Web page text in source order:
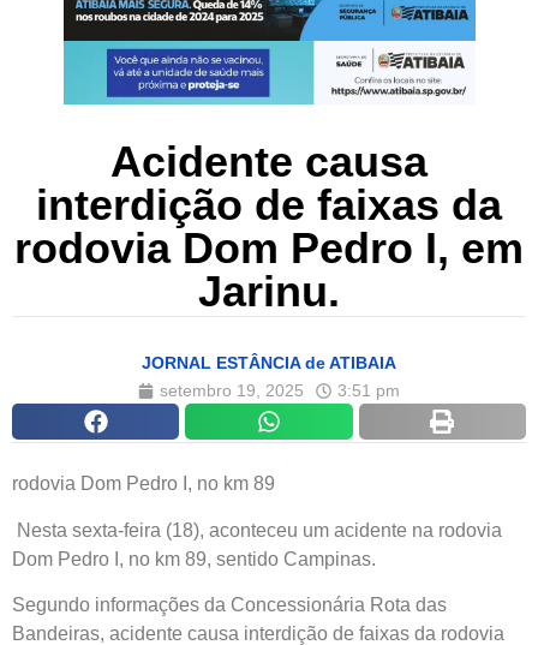
Acidente causa
interdição de faixas da
rodovia Dom Pedro I, em
Jarinu.
JORNAL ESTÂNCIA de ATIBAIA
setembro 19, 2025
3:51 pm
rodovia Dom Pedro I, no km 89
Nesta sexta-feira (18), aconteceu um acidente na rodovia
Dom Pedro I, no km 89, sentido Campinas.
Segundo informações da Concessionária Rota das
Bandeiras, acidente causa interdição de faixas da rodovia